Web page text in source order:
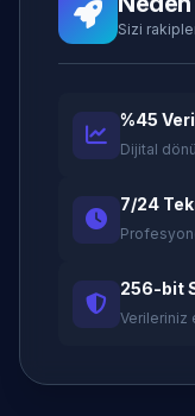
Sizi
%45
Dijital
7/24
256-bit
Verileriniz